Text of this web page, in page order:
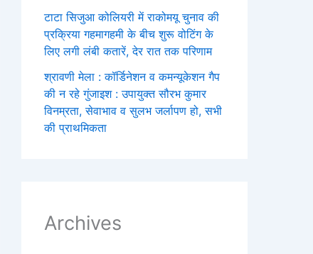
टाटा सिजुआ कोलियरी में राकोमयू चुनाव की
प्रक्रिया गहमागहमी के बीच शुरू वोटिंग के
लिए लगी लंबी कतारें, देर रात तक परिणाम
श्रावणी मेला : कॉर्डिनेशन व कमन्यूकेशन गैप
की न रहे गुंजाइश : उपायुक्त सौरभ कुमार
विनम्रता, सेवाभाव व सुलभ जर्लापण हो, सभी
की प्राथमिकता
Archives